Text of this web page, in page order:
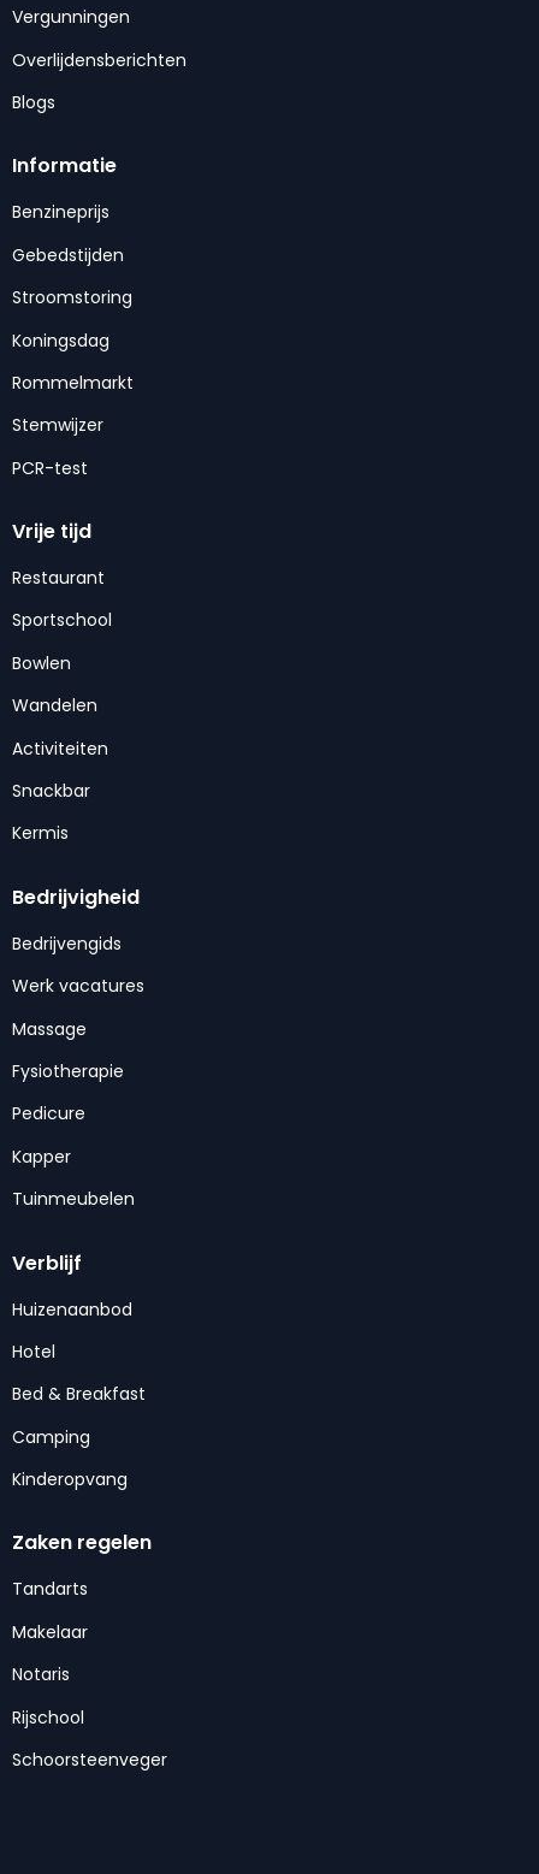
Vergunningen
Overlijdensberichten
Blogs
Informatie
Benzineprijs
Gebedstijden
Stroomstoring
Koningsdag
Rommelmarkt
Stemwijzer
PCR-test
Vrije tijd
Restaurant
Sportschool
Bowlen
Wandelen
Activiteiten
Snackbar
Kermis
Bedrijvigheid
Bedrijvengids
Werk vacatures
Massage
Fysiotherapie
Pedicure
Kapper
Tuinmeubelen
Verblijf
Huizenaanbod
Hotel
Bed & Breakfast
Camping
Kinderopvang
Zaken regelen
Tandarts
Makelaar
Notaris
Rijschool
Schoorsteenveger